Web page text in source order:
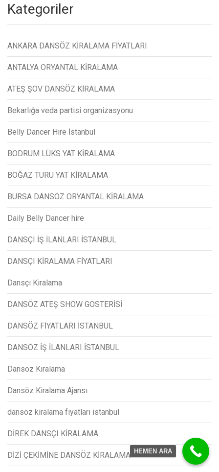
Kategoriler
ANKARA DANSÖZ KİRALAMA FİYATLARI
ANTALYA ORYANTAL KİRALAMA
ATEŞ ŞOV DANSÖZ KİRALAMA
Bekarlığa veda partisi organizasyonu
Belly Dancer Hire İstanbul
BODRUM LÜKS YAT KİRALAMA
BOĞAZ TURU YAT KİRALAMA
BURSA DANSÖZ ORYANTAL KİRALAMA
Daily Belly Dancer hire
DANSÇI İŞ İLANLARI İSTANBUL
DANSÇI KİRALAMA FİYATLARI
Dansçı Kiralama
DANSÖZ ATEŞ SHOW GÖSTERİSİ
DANSÖZ FİYATLARI İSTANBUL
DANSÖZ İŞ İLANLARI İSTANBUL
Dansöz Kiralama
Dansöz Kiralama Ajansı
dansöz kiralama fiyatları istanbul
DİREK DANSÇI KİRALAMA
DİZİ ÇEKİMİNE DANSÖZ KİRALAMA HEMEN ARA